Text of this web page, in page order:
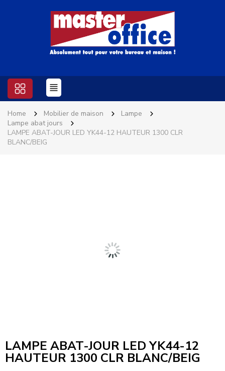
Home Mobilier de maison
Lampe
Lampe abat jours
LAMPE ABAT-JOUR LED YK44-12 HAUTEUR 1300 CLR
BLANC/BEIG
LAMPE ABAT-JOUR LED YK44-12
HAUTEUR 1300 CLR BLANC/BEIG